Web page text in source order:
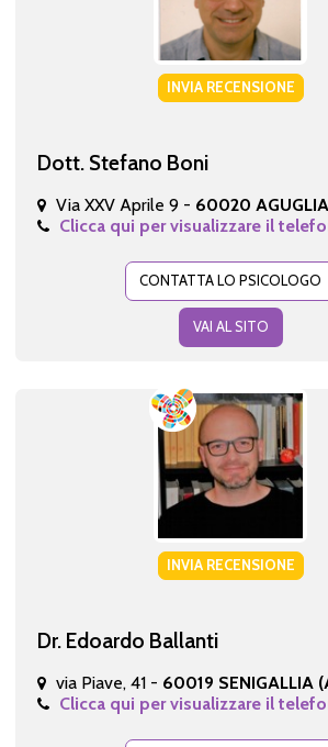
INVIA RECENSIONE
Dott. Stefano Boni
Via XXV Aprile 9 - 60020
Clicca qui per visualizzare il
CONTATTA LO PSICOLOGO
VAI AL SITO
INVIA RECENSIONE
Dr. Edoardo Ballanti
via Piave, 41 - 60019 SENIGALLIA
Clicca qui per visualizzare il